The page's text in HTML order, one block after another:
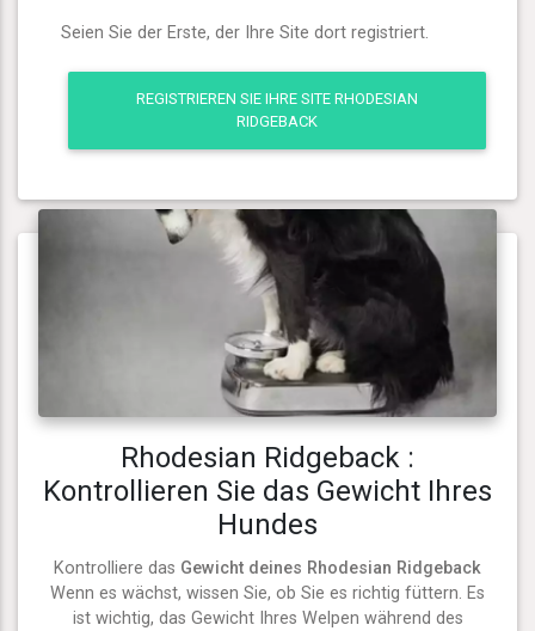
Seien Sie der Erste, der Ihre Site dort registriert.
REGISTRIEREN SIE IHRE SITE RHODESIAN
RIDGEBACK
Rhodesian Ridgeback :
Kontrollieren Sie das Gewicht Ihres
Hundes
Kontrolliere das Gewicht deines Rhodesian Ridgeback
Wenn es wächst, wissen Sie, ob Sie es richtig füttern. Es
ist wichtig, das Gewicht Ihres Welpen während des